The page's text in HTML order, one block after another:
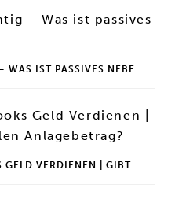
GELD VERDIENEN RICHTIG – WAS IST PASSIVES NEBENEINKOMMEN?
MIT KOSTENLOSEN EBOOKS GELD VERDIENEN | GIBT ES EINEN MAXIMALEN ANLAGEBETRAG?